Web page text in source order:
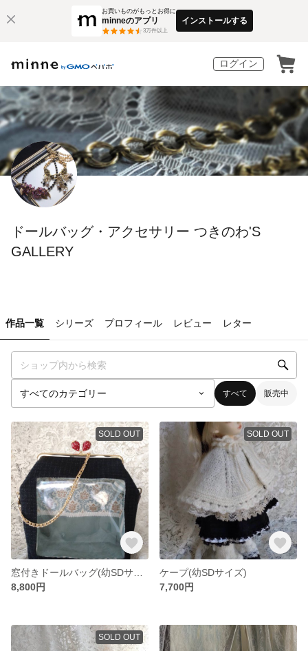
お買いものがもっとお得に
minneのアプリ
3万件以上
インストールする
ログイン
ドールバッグ・アクセサリー つきのわ'S
GALLERY
作品一覧 シリーズ プロフィール レビュー レター
すべて 販売中
SOLD OUT
8,800円
SOLD OUT
ケープ(幼SDサイズ)
7,700円
SOLD OUT